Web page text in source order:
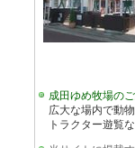
成田ゆめ牧場の
広大な場内で動
トラクター遊覧